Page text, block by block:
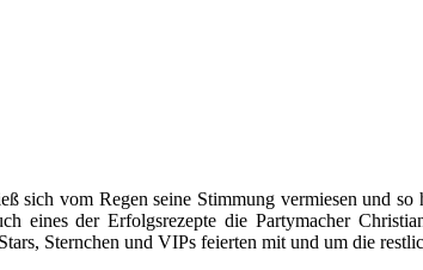
vom Regen seine Stimmung vermiesen und so
der Erfolgsrezepte die Partymacher
Sternchen und VIPs feierten mit und um die